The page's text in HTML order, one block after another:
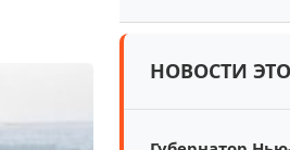
НОВОСТИ